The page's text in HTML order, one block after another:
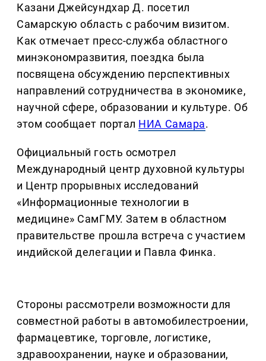
Казани Джейсундхар Д. посетил
Самарскую область с рабочим визитом.
Как отмечает пресс-служба областного
минэкономразвития, поездка была
посвящена обсуждению перспективных
направлений сотрудничества в экономике,
научной сфере, образовании и культуре. Об
этом сообщает портал НИА Самара.
Официальный гость осмотрел
Международный центр духовной культуры
и Центр прорывных исследований
«Информационные технологии в
медицине» СамГМУ. Затем в областном
правительстве прошла встреча с участием
индийской делегации и Павла Финка.
Стороны рассмотрели возможности для
совместной работы в автомобилестроении,
фармацевтике, торговле, логистике,
здравоохранении, науке и образовании,